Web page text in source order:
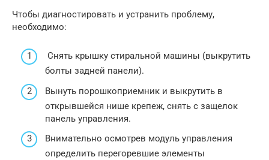
Чтобы диагностировать и устранить проблему,
необходимо:
Снять крышку стиральной машины (выкрутить
болты задней панели).
Вынуть порошкоприемник и выкрутить в
открывшейся нише крепеж, снять с защелок
панель управления.
Внимательно осмотрев модуль управления
определить перегоревшие элементы